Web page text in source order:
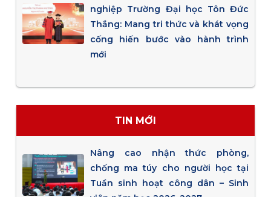
nghiệp Trường Đại học Tôn Đức
Thắng: Mang tri thức và khát vọng
cống hiến bước vào hành trình
mới
TIN MỚI
Nâng cao nhận thức phòng,
chống ma túy cho người học tại
Tuần sinh hoạt công dân – Sinh